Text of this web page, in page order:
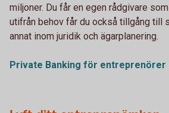
miljoner. Du får en egen rådgivare
utifrån behov får du också tillgång till
annat inom juridik och ägarplanering.
Private Banking för entreprenörer